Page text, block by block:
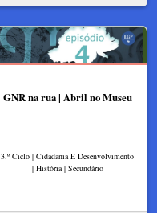
GNR na rua | Abril no Museu
3.º Ciclo | Cidadania E Desenvolvimento
| História | Secundário